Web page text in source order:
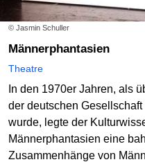
© Jasmin Schuller
Männerphantasien
Theatre
In den 1970er Jahren, als
der deutschen
wurde, legte der
Männerphantasien eine
Zusammenhänge von